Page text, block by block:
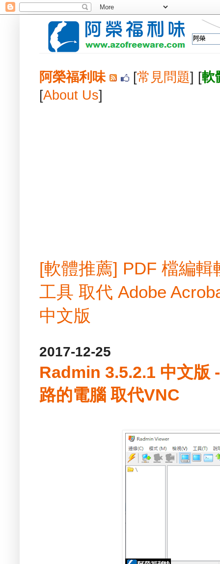
阿榮福利味 [常見問題] [軟
[About Us]
[軟體推薦] PDF 檔編
工具 取代 Adobe
中文版
2017-12-25
Radmin 3.5.2.1 中文版
路的電腦 取代VNC